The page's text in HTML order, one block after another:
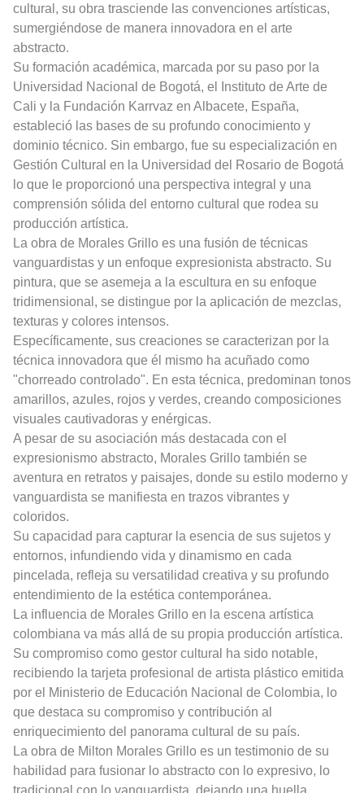
cultural, su obra trasciende las convenciones artísticas,
sumergiéndose de manera innovadora en el arte
abstracto.
Su formación académica, marcada por su paso por la
Universidad Nacional de Bogotá, el Instituto de Arte de
Cali y la Fundación Karrvaz en Albacete, España,
estableció las bases de su profundo conocimiento y
dominio técnico. Sin embargo, fue su especialización en
Gestión Cultural en la Universidad del Rosario de Bogotá
lo que le proporcionó una perspectiva integral y una
comprensión sólida del entorno cultural que rodea su
producción artística.
La obra de Morales Grillo es una fusión de técnicas
vanguardistas y un enfoque expresionista abstracto. Su
pintura, que se asemeja a la escultura en su enfoque
tridimensional, se distingue por la aplicación de mezclas,
texturas y colores intensos.
Específicamente, sus creaciones se caracterizan por la
técnica innovadora que él mismo ha acuñado como
"chorreado controlado". En esta técnica, predominan tonos
amarillos, azules, rojos y verdes, creando composiciones
visuales cautivadoras y enérgicas.
A pesar de su asociación más destacada con el
expresionismo abstracto, Morales Grillo también se
aventura en retratos y paisajes, donde su estilo moderno y
vanguardista se manifiesta en trazos vibrantes y
coloridos.
Su capacidad para capturar la esencia de sus sujetos y
entornos, infundiendo vida y dinamismo en cada
pincelada, refleja su versatilidad creativa y su profundo
entendimiento de la estética contemporánea.
La influencia de Morales Grillo en la escena artística
colombiana va más allá de su propia producción artística.
Su compromiso como gestor cultural ha sido notable,
recibiendo la tarjeta profesional de artista plástico emitida
por el Ministerio de Educación Nacional de Colombia, lo
que destaca su compromiso y contribución al
enriquecimiento del panorama cultural de su país.
La obra de Milton Morales Grillo es un testimonio de su
habilidad para fusionar lo abstracto con lo expresivo, lo
tradicional con lo vanguardista, dejando una huella